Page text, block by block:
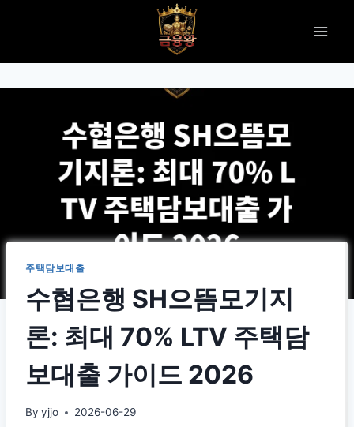
주택담보대출
수협은행 SH으뜸모기지
론: 최대 70% LTV 주택담
보대출 가이드 2026
By yjjo 2026-06-29